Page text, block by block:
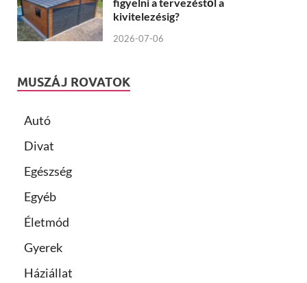
kivitelezésig?
2026-07-06
MUSZÁJ ROVATOK
Autó
Divat
Egészség
Egyéb
Életmód
Gyerek
Háziállat